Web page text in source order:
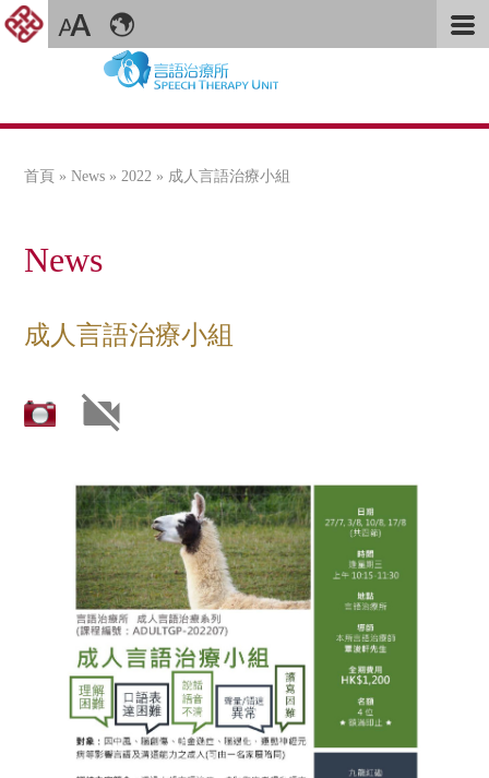
您在這裡
首頁 »News » 2022 » 成人言語治療小組
News
成人言語治療小組